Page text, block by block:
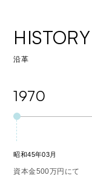
HISTORY
沿革
1970
昭和45年03月
資本金500万円にて